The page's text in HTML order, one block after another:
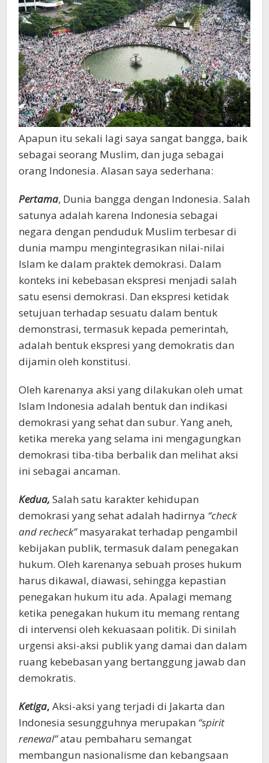
Apapun itu sekali lagi saya sangat bangga, baik
sebagai seorang Muslim, dan juga sebagai
orang Indonesia. Alasan saya sederhana:
Pertama, Dunia bangga dengan Indonesia. Salah
satunya adalah karena Indonesia sebagai
negara dengan penduduk Muslim terbesar di
dunia mampu mengintegrasikan nilai-nilai
Islam ke dalam praktek demokrasi. Dalam
konteks ini kebebasan ekspresi menjadi salah
satu esensi demokrasi. Dan ekspresi ketidak
setujuan terhadap sesuatu dalam bentuk
demonstrasi, termasuk kepada pemerintah,
adalah bentuk ekspresi yang demokratis dan
dijamin oleh konstitusi.
Oleh karenanya aksi yang dilakukan oleh umat
Islam Indonesia adalah bentuk dan indikasi
demokrasi yang sehat dan subur. Yang aneh,
ketika mereka yang selama ini mengagungkan
demokrasi tiba-tiba berbalik dan melihat aksi
ini sebagai ancaman.
Kedua, Salah satu karakter kehidupan
demokrasi yang sehat adalah hadirnya “check
and recheck”masyarakat terhadap pengambil
kebijakan publik, termasuk dalam penegakan
hukum. Oleh karenanya sebuah proses hukum
harus dikawal, diawasi, sehingga kepastian
penegakan hukum itu ada. Apalagi memang
ketika penegakan hukum itu memang rentang
di intervensi oleh kekuasaan politik. Di sinilah
urgensi aksi-aksi publik yang damai dan dalam
ruang kebebasan yang bertanggung jawab dan
demokratis.
Ketiga, Aksi-aksi yang terjadi di Jakarta dan
Indonesia sesungguhnya merupakan “spirit
renewal”atau pembaharu semangat
membangun nasionalisme dan kebangsaan